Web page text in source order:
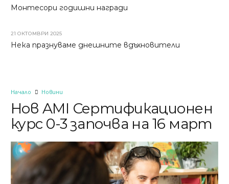
Начало Новини
Нов AMI Сертификационен
курс 0-3 започва на 16 март
Монтесори годишни награди
21 ОКТОМВРИ 2025
Нека празнуваме днешните вдъхновители